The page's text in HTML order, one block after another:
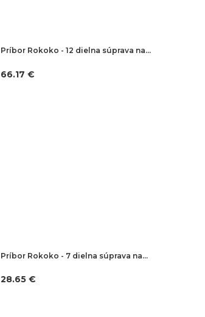
Príbor Rokoko - 12 dielna súprava na…
66.17 €
Príbor Rokoko - 7 dielna súprava na…
28.65 €